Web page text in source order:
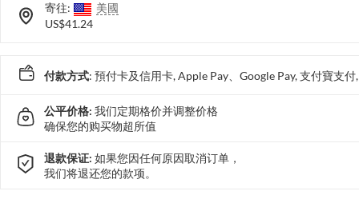
寄往:
美國
US$41.24
付款方式: 預付卡及信用卡, Apple Pay、Google Pay, 支付寶支
公平价格: 我们定期格价并调整价格
确保您的购买物超所值
退款保证: 如果您因任何原因取消订单，
我们将退还您的款项。